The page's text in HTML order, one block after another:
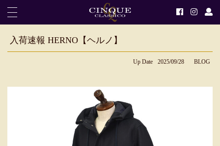
入荷速報 HERNO【ヘルノ】
Up Date 2025/09/28 BLOG